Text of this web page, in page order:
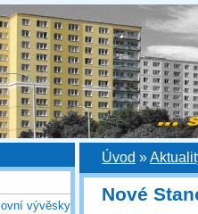
vývěsky
Úvod »
Nové